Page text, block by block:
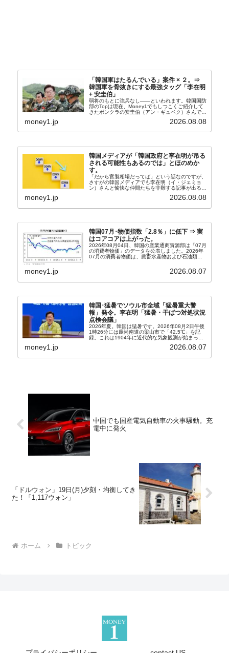
「韓国軍はたるんでいる」案件 × ２。⇒
韓国軍を骨抜きにする最強タッグ「李在明
+ 安圭伯」
弱将のもとに強兵なし――といわれます。韓国国防
部のTopは現在、Money1でもしつこくご紹介して
きたボンクラの安圭伯（アン・ギュベク）さんで
さんと「韓国初の文官上がり」の国防部長官安圭伯
money1.jp 2026.08.08
韓国メディアが「韓国政府と李在明が吊る
される可能性もあるのでは」とほのめか
す。
「だから官製相場だってば」という話なのですが、
さすがの韓国メディアでも李在明（イ・ジェミョ
ン）さんと愉快な仲間たちを非難する記事が出るよ
『朝鮮日報』に面白い記事が出ています。「東西南
money1.jp 2026.08.08
韓国07月･物価指数「2.8％」に低下 ⇒ 実
はコアコアは上がった。
2026年08月04日、韓国の産業通商資源部は「07月
の消費者物価」のデータを公表しました。2026年
07月の消費者物価は、農畜水産物および石油類の
2.8％上昇（06月は3.2％）となり、上昇率は前...
money1.jp 2026.08.07
韓国･猛暑でソウル市全域「猛暑重大警
報」発令。李在明「猛暑・干ばつ対処状況
点検会議」
2026年夏。韓国は猛暑です。2026年08月2日午後
1時26分には慶尚南道の梁山市で「42.5℃」を記
録。これは1904年に近代的な気象観測が始まって
ウル市全域への「猛暑重大警報」が発令され...
money1.jp 2026.08.07
中国でも国産電気自動車の火事騒動。充
電中に発火
「ドルウォン」19日(月)夕刻・均衡してき
た！「1,117ウォン」
ホーム トピック